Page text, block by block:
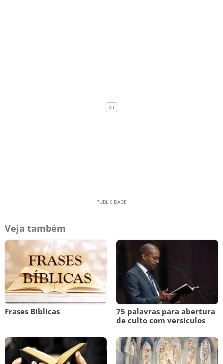
Veja também
Frases Bíblicas
75 palavras para abertura
de culto com versículos